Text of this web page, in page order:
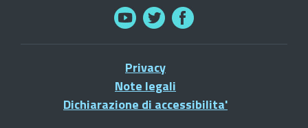
Privacy
Note legali
Dichiarazione di accessibilita'